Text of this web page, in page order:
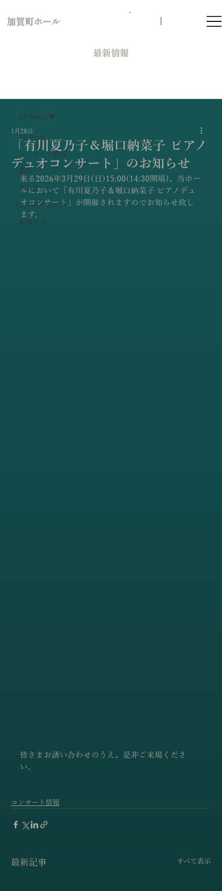
加賀町ホール
​最新情報
All Posts
コンサート情報
動画
その他
ホールあれこれ
お知らせ
All Posts
「有川夏乃子＆堀口納菜子 ピアノ
デュオコンサート」のお知らせ
1月28日
来る2026年3月29日(日)15:00(14:30開場)、当ホー
ルにおいて「有川夏乃子＆堀口納菜子 ピアノデュ
オコンサート」が開催されますのでお知らせ致し
ます。
皆さまお誘い合わせのうえ、是非ご来場くださ
い。
コンサート情報
最新記事 すべて表示